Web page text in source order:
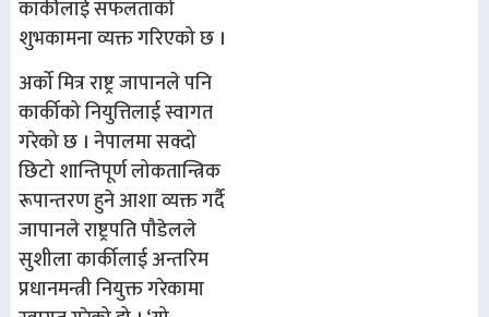
कार्कीलाई सफलताको
शुभकामना व्यक्त गरिएको छ ।
अर्को मित्र राष्ट्र जापानले पनि
कार्कीको नियुत्तिलाई स्वागत
गरेको छ । नेपालमा सक्दो
छिटो शान्तिपूर्ण लोकतान्त्रिक
रूपान्तरण हुने आशा व्यक्त गर्दै
जापानले राष्ट्रपति पौडेलले
सुशीला कार्कीलाई अन्तरिम
प्रधानमन्त्री नियुक्त गरेकामा